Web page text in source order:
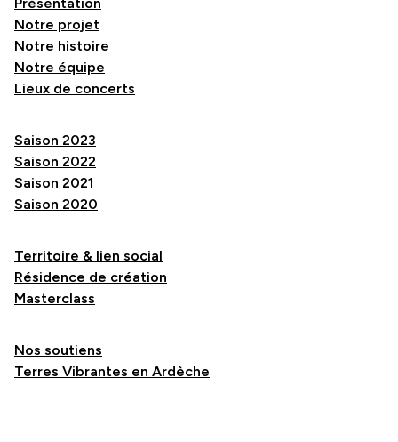
Notre projet
Notre histoire
Notre équipe
Lieux de concerts
Saison 2023
Saison 2022
Saison 2021
Saison 2020
Territoire & lien social
Résidence de création
Masterclass
Nos soutiens
Terres Vibrantes en Ardèche